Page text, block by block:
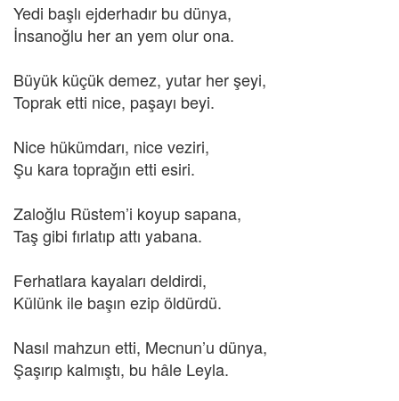
Yedi başlı ejderhadır bu dünya,
İnsanoğlu her an yem olur ona.
Büyük küçük demez, yutar her şeyi,
Toprak etti nice, paşayı beyi.
Nice hükümdarı, nice veziri,
Şu kara toprağın etti esiri.
Zaloğlu Rüstem’i koyup sapana,
Taş gibi fırlatıp attı yabana.
Ferhatlara kayaları deldirdi,
Külünk ile başın ezip öldürdü.
Nasıl mahzun etti, Mecnun’u dünya,
Şaşırıp kalmıştı, bu hâle Leyla.